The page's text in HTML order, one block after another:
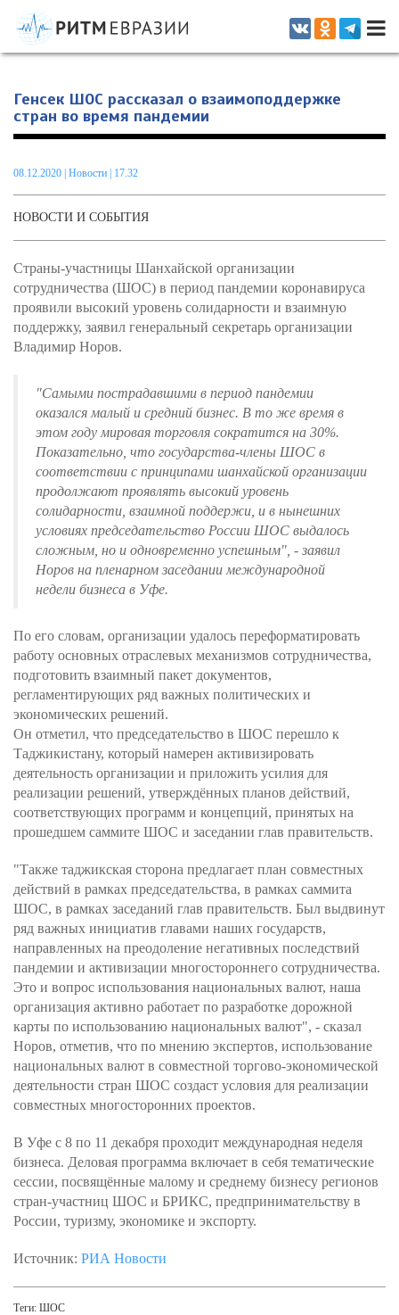
Информационно-аналитическое издание, посвященное актуальным
проблемам интеграции на постсоветском пространстве
Генсек ШОС рассказал о взаимоподдержке
стран во время пандемии
08.12.2020 Новости | 17.32
НОВОСТИ И СОБЫТИЯ
Страны-участницы Шанхайской организации
сотрудничества (ШОС) в период пандемии коронавируса
проявили высокий уровень солидарности и взаимную
поддержку, заявил генеральный секретарь организации
Владимир Норов.
"Самыми пострадавшими в период пандемии
оказался малый и средний бизнес. В то же время в
этом году мировая торговля сократится на 30%.
Показательно, что государства-члены ШОС в
соответствии с принципами шанхайской организации
продолжают проявлять высокий уровень
солидарности, взаимной поддержи, и в нынешних
условиях председательство России ШОС выдалось
сложным, но и одновременно успешным", - заявил
Норов на пленарном заседании международной
недели бизнеса в Уфе.
По его словам, организации удалось переформатировать
работу основных отраслевых механизмов сотрудничества,
подготовить взаимный пакет документов,
регламентирующих ряд важных политических и
экономических решений.
Он отметил, что председательство в ШОС перешло к
Таджикистану, который намерен активизировать
деятельность организации и приложить усилия для
реализации решений, утверждённых планов действий,
соответствующих программ и концепций, принятых на
прошедшем саммите ШОС и заседании глав правительств.
"Также таджикская сторона предлагает план совместных
действий в рамках председательства, в рамках саммита
ШОС, в рамках заседаний глав правительств. Был выдвинут
ряд важных инициатив главами наших государств,
направленных на преодоление негативных последствий
пандемии и активизации многостороннего сотрудничества.
Это и вопрос использования национальных валют, наша
организация активно работает по разработке дорожной
карты по использованию национальных валют", - сказал
Норов, отметив, что по мнению экспертов, использование
национальных валют в совместной торгово-экономической
деятельности стран ШОС создаст условия для реализации
совместных многосторонних проектов.
В Уфе с 8 по 11 декабря проходит международная неделя
бизнеса. Деловая программа включает в себя тематические
сессии, посвящённые малому и среднему бизнесу регионов
стран-участниц ШОС и БРИКС, предпринимательству в
России, туризму, экономике и экспорту.
Источник: РИА Новости
Теги: ШОС